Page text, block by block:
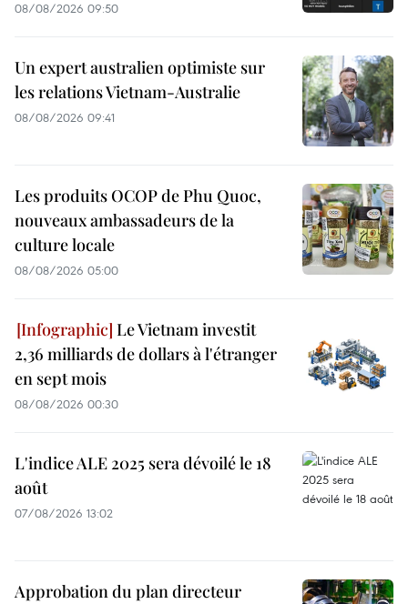
08/08/2026 09:50
Un expert australien optimiste sur
les relations Vietnam-Australie
08/08/2026 09:41
Les produits OCOP de Phu Quoc,
nouveaux ambassadeurs de la
culture locale
08/08/2026 05:00
Le Vietnam investit
2,36 milliards de dollars à l'étranger
en sept mois
08/08/2026 00:30
L'indice ALE 2025 sera dévoilé le 18
août
07/08/2026 13:02
Approbation du plan directeur